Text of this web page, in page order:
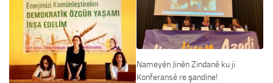
Nameyên Jinên Zindanê ku ji
Konferansê re şandine!